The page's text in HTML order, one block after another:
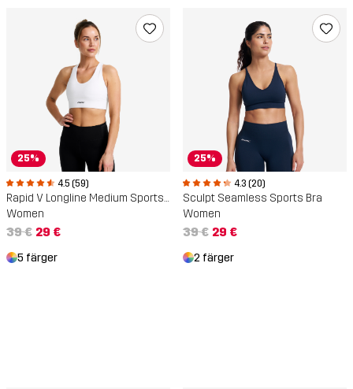
25%
4.5 (59)
Rapid V Longline Medium Sports Bra
Women
39 € 29 €
5 färger
25%
4.3 (20)
Sculpt Seamless Sports Bra
Women
39 € 29 €
2 färger